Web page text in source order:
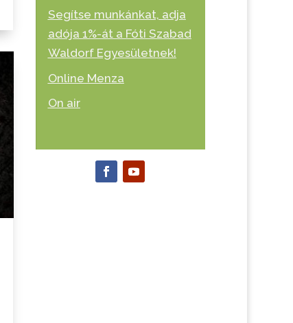
Segítse munkánkat, adja
adója 1%-át a Fóti Szabad
Waldorf Egyesületnek!
Online Menza
On air